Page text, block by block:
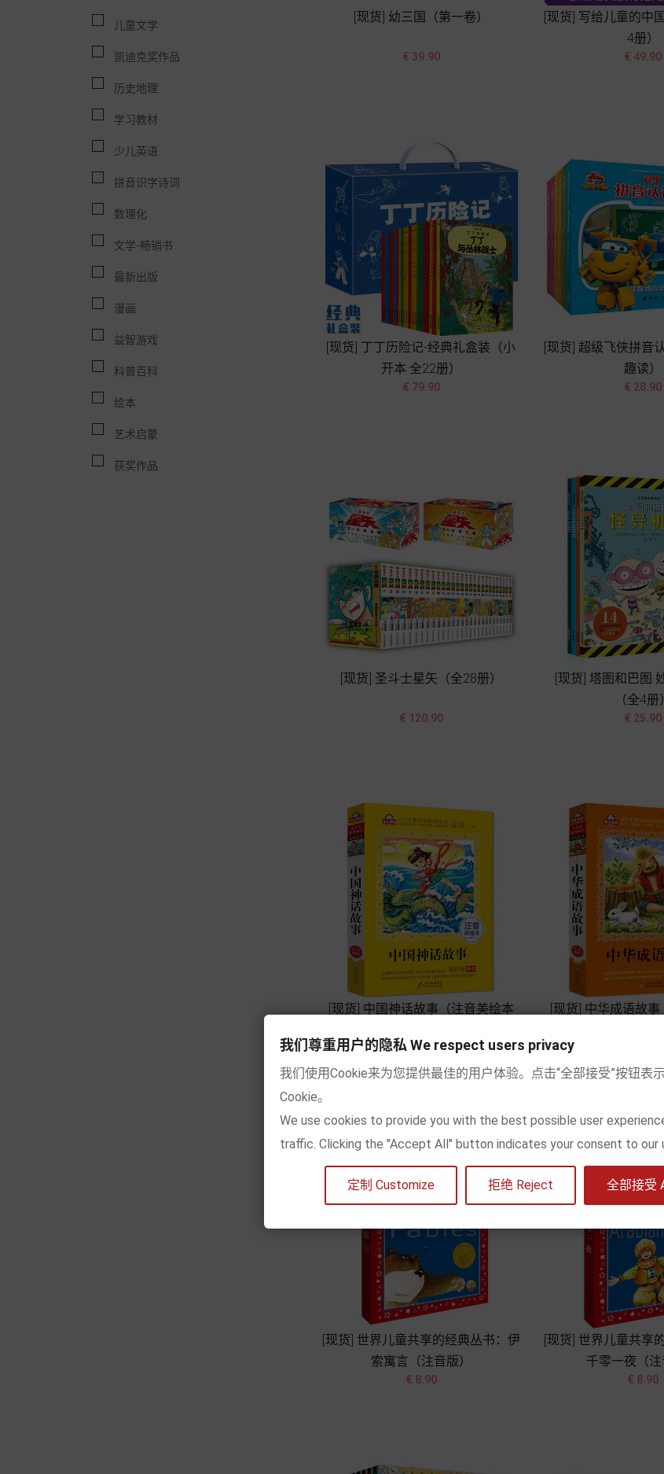
儿童文学
凯迪克奖作品
历史地理
学习教材
少儿英语
拼音识字诗词
数理化
文学-畅销书
最新出版
漫画
益智游戏
科普百科
绘本
艺术启蒙
获奖作品
[现货] 幼三国（第一卷）
价
€ 39.90

[现货] 写给儿童的中
4册）
价
€ 49.90

[现货] 丁丁历险记-经典礼盒装（小
开本 全22册）
价
€ 79.90
 
[现货] 超级飞侠拼音
趣读）
价
€ 28.90

[现货] 圣斗士星矢（全28册）
价
€ 120.90

[现货] 塔图和巴图
（全4册）
价
€ 25.90
 
[现货] 中国神话故事（注音美绘本
价
格
€ 7.90
 
加入购物车
[现货] 中华成语故
格
加入购物
[现货] 世界儿童共享的经典丛书：伊
索寓言（注音版）
价
€ 8.90
 
[现货] 世界儿童共享
千零一夜（注
价
€ 8.90
我们尊重用户的隐私 We respect users privacy
我们使用Cookie来为您提供最佳的用户体验。点击“全部接受”按钮表
Cookie。
We use cookies to provide you with the best possible user
traffic. Clicking the "Accept All" button indicates your consent to our
定制 Customize 拒绝 Reject 全部接受